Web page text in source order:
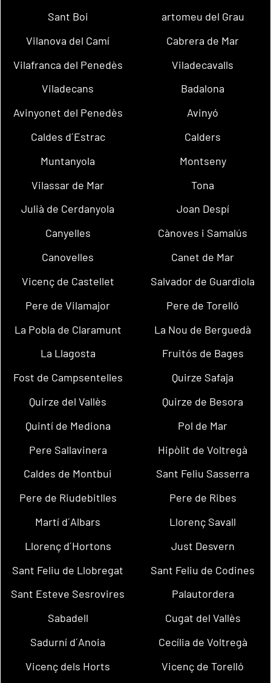
Sant Boi
artomeu del Grau
Vilanova del Camí
Cabrera de Mar
Vilafranca del Penedès
Viladecavalls
Viladecans
Badalona
Avinyonet del Penedès
Avinyó
Caldes d´Estrac
Calders
Muntanyola
Montseny
Vilassar de Mar
Tona
Julià de Cerdanyola
Joan Despí
Canyelles
Cànoves i Samalús
Canovelles
Canet de Mar
Vicenç de Castellet
Salvador de Guardiola
Pere de Vilamajor
Pere de Torelló
La Pobla de Claramunt
La Nou de Berguedà
La Llagosta
Fruitós de Bages
Fost de Campsentelles
Quirze Safaja
Quirze del Vallès
Quirze de Besora
Quintí de Mediona
Pol de Mar
Pere Sallavinera
Hipòlit de Voltregà
Caldes de Montbui
Sant Feliu Sasserra
Pere de Riudebitlles
Pere de Ribes
Martí d´Albars
Llorenç Savall
Llorenç d´Hortons
Just Desvern
Sant Feliu de Llobregat
Sant Feliu de Codines
Sant Esteve Sesrovires
Palautordera
Sabadell
Cugat del Vallès
Sadurní d´Anoia
Cecília de Voltregà
Vicenç dels Horts
Vicenç de Torelló